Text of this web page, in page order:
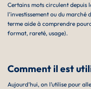
Certains mots circulent depuis
l’investissement ou du marché
terme aide à comprendre
format, rareté, usage).
Comment il est
Aujourd’hui, on l’utilise pour